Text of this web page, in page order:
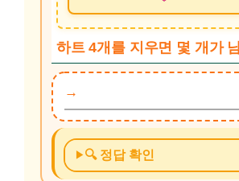
하트 4개를 지우면 몇 개가
🔍 정답 확인